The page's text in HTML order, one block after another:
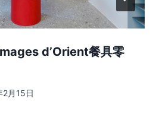
d’Orient餐具零
月15日